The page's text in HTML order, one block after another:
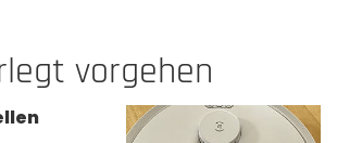
vorgehen